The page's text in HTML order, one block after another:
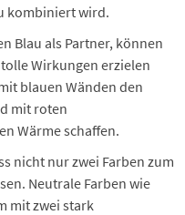
kombiniert wird.
Blau als Partner, können
Wirkungen erzielen
blauen Wänden den
mit roten
Wärme schaffen.
nicht nur zwei Farben zum
Neutrale Farben wie
mit zwei stark